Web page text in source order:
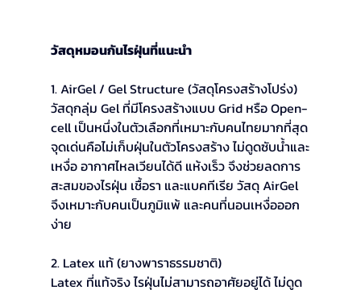
วัสดุหมอนกันไรฝุ่นที่แนะนำ
1. AirGel / Gel Structure (วัสดุโครงสร้างโปร่ง)
วัสดุกลุ่ม Gel ที่มีโครงสร้างแบบ Grid หรือ Open-
cell เป็นหนึ่งในตัวเลือกที่เหมาะกับคนไทยมากที่สุด
จุดเด่นคือไม่เก็บฝุ่นในตัวโครงสร้าง ไม่ดูดซับน้ำและ
เหงื่อ อากาศไหลเวียนได้ดี แห้งเร็ว จึงช่วยลดการ
สะสมของไรฝุ่น เชื้อรา และแบคทีเรีย วัสดุ AirGel
จึงเหมาะกับคนเป็นภูมิแพ้ และคนที่นอนเหงื่อออก
ง่าย
2. Latex แท้ (ยางพาราธรรมชาติ)
Latex ที่แท้จริง ไรฝุ่นไม่สามารถอาศัยอยู่ได้ ไม่ดูด